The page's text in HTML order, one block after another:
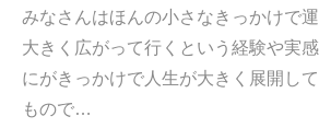
みなさんはほんの小さなきっかけで
大きく広がって行くという経験や実
にがきっかけで人生が大きく展開し
もので…